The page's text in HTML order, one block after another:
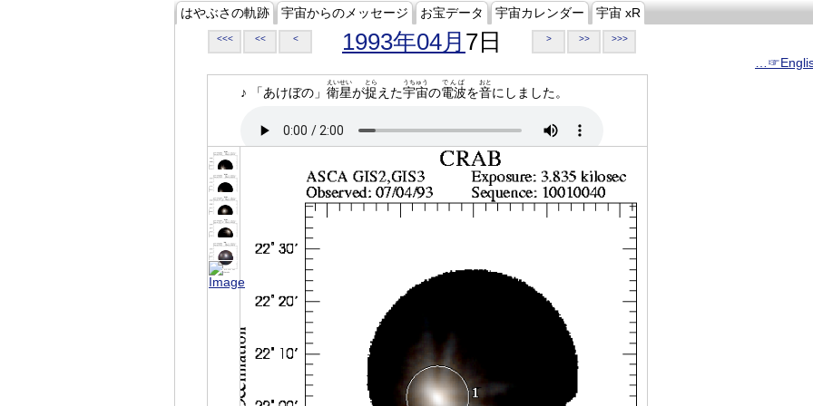
はやぶさの軌跡 宇宙からのメッセージ お宝データ 宇宙カレンダー 宇宙 xR
<<< << < 1993年04月 7日 > >> >>>
♪ 「あけぼの」 衛星
えいせい
が捉
とら
えた宇宙
うちゅう
の電波
でんぱ
を音
おと
にしました。